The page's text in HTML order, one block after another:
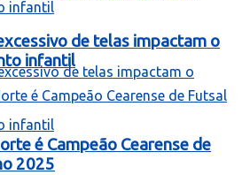
de telas impactam o
infantil
é Campeão Cearense de
2025